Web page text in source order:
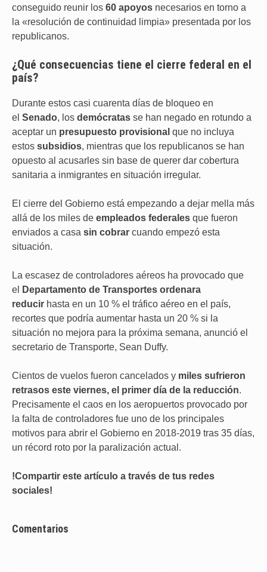
conseguido reunir los 60 apoyos necesarios en torno a
la «resolución de continuidad limpia» presentada por los
republicanos.
¿Qué consecuencias tiene el cierre federal en el
país?
Durante estos casi cuarenta días de bloqueo en
el Senado, los demócratas se han negado en rotundo a
aceptar un presupuesto provisional que no incluya
estos subsidios, mientras que los republicanos se han
opuesto al acusarles sin base de querer dar cobertura
sanitaria a inmigrantes en situación irregular.
El cierre del Gobierno está empezando a dejar mella más
allá de los miles de empleados federales que fueron
enviados a casa sin cobrar cuando empezó esta
situación.
La escasez de controladores aéreos ha provocado que
el
Departamento de Transportes ordenara
reducir hasta en un 10 % el tráfico aéreo en el país,
recortes que podría aumentar hasta un 20 % si la
situación no mejora para la próxima semana, anunció el
secretario de Transporte, Sean Duffy.
Cientos de vuelos fueron cancelados y miles sufrieron
retrasos este viernes, el primer día de la reducción.
Precisamente el caos en los aeropuertos provocado por
la falta de controladores fue uno de los principales
motivos para abrir el Gobierno en 2018-2019 tras 35 días,
un récord roto por la paralización actual.
!Compartir este artículo a través de tus redes
sociales!
Comentarios